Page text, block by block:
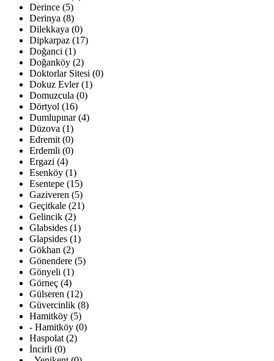
Derince (5)
Derinya (8)
Dilekkaya (0)
Dipkarpaz (17)
Doğanci (1)
Doğanköy (2)
Doktorlar Sitesi (0)
Dokuz Evler (1)
Domuzcula (0)
Dörtyol (16)
Dumlupınar (4)
Düzova (1)
Edremit (0)
Erdemli (0)
Ergazi (4)
Esenköy (1)
Esentepe (15)
Gaziveren (5)
Geçitkale (21)
Gelincik (2)
Glabsides (1)
Glapsides (1)
Gökhan (2)
Gönendere (5)
Gönyeli (1)
Görneç (4)
Gülseren (12)
Güvercinlik (8)
Hamitköy (5)
- Hamitköy (0)
Haspolat (2)
İncirli (0)